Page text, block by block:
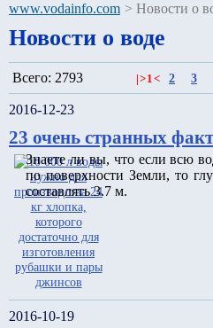
www.vodainfo.com > Новости о
Новости о воде
Всего: 2793 >1< 2 3
2016-12-23
23 очень странных
Знаете ли вы, что если всю
по поверхности Земли, то
составлять 3.7 м.
2016-10-19